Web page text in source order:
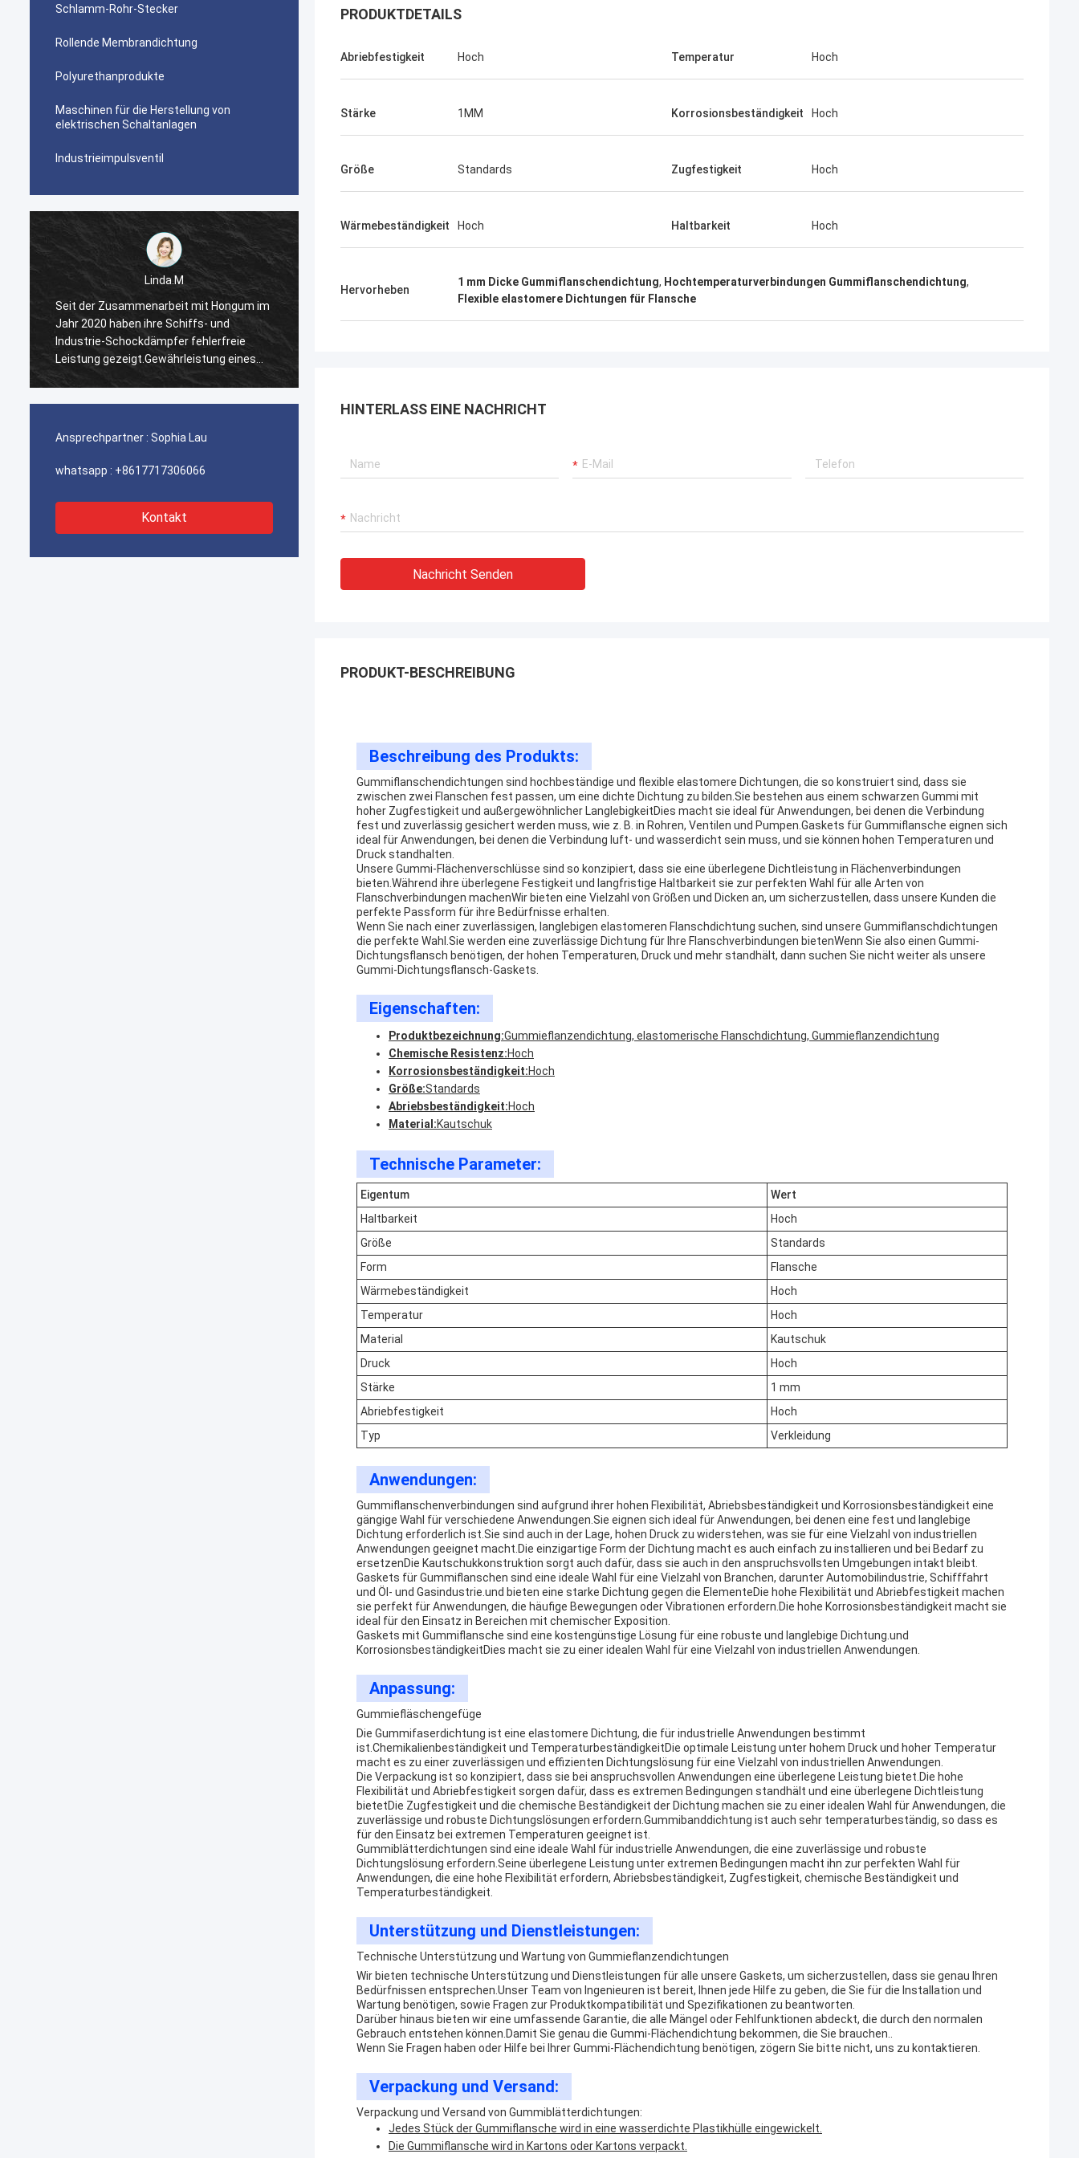
Schlamm-Rohr-Stecker
Rollende Membrandichtung
Polyurethanprodukte
Maschinen für die Herstellung von
elektrischen Schaltanlagen
Industrieimpulsventil
Linda.M
Seit der Zusammenarbeit mit Hongum im
Jahr 2020 haben ihre Schiffs- und
Industrie-Schockdämpfer fehlerfreie
Leistung gezeigt.Gewährleistung eines
ununterbrochenen Betriebs unserer
Seit der Zusammenarbeit mit Hongum im
Jahr 2020 haben ihre Schiffs- und
und LNG-Träger-Ausrüstung.
Ansprechpartner : Sophia Lau
whatsapp : +8617717306066
Kontakt
PRODUKTDETAILS
Abriebfestigkeit Hoch Temperatur Hoch
Stärke 1MM Korrosionsbeständigkeit Hoch
Größe Standards Zugfestigkeit Hoch
Wärmebeständigkeit Hoch Haltbarkeit Hoch
Hervorheben
1 mm Dicke Gummiflanschendichtung, Hochtemperaturverbindungen Gummiflanschendichtung,
Flexible elastomere Dichtungen für Flansche
HINTERLASS EINE NACHRICHT
Nachricht Senden
PRODUKT-BESCHREIBUNG
Beschreibung des Produkts:
Gummiflanschendichtungen sind hochbeständige und flexible elastomere Dichtungen, die so konstruiert sind, dass sie
zwischen zwei Flanschen fest passen, um eine dichte Dichtung zu bilden.Sie bestehen aus einem schwarzen Gummi mit
hoher Zugfestigkeit und außergewöhnlicher LanglebigkeitDies macht sie ideal für Anwendungen, bei denen die Verbindung
fest und zuverlässig gesichert werden muss, wie z. B. in Rohren, Ventilen und Pumpen.Gaskets für Gummiflansche eignen sich
ideal für Anwendungen, bei denen die Verbindung luft- und wasserdicht sein muss, und sie können hohen Temperaturen und
Druck standhalten.
Unsere Gummi-Flächenverschlüsse sind so konzipiert, dass sie eine überlegene Dichtleistung in Flächenverbindungen
bieten.Während ihre überlegene Festigkeit und langfristige Haltbarkeit sie zur perfekten Wahl für alle Arten von
Flanschverbindungen machenWir bieten eine Vielzahl von Größen und Dicken an, um sicherzustellen, dass unsere Kunden die
perfekte Passform für ihre Bedürfnisse erhalten.
Wenn Sie nach einer zuverlässigen, langlebigen elastomeren Flanschdichtung suchen, sind unsere Gummiflanschdichtungen
die perfekte Wahl.Sie werden eine zuverlässige Dichtung für Ihre Flanschverbindungen bietenWenn Sie also einen Gummi-
Dichtungsflansch benötigen, der hohen Temperaturen, Druck und mehr standhält, dann suchen Sie nicht weiter als unsere
Gummi-Dichtungsflansch-Gaskets.
Eigenschaften:
Produktbezeichnung:Gummieflanzendichtung, elastomerische Flanschdichtung, Gummieflanzendichtung
Chemische Resistenz:Hoch
Korrosionsbeständigkeit:Hoch
Größe:Standards
Abriebsbeständigkeit:Hoch
Material:Kautschuk
Technische Parameter:
Eigentum
Wert
Haltbarkeit
Hoch
Größe
Standards
Form
Flansche
Wärmebeständigkeit
Hoch
Temperatur
Hoch
Material
Kautschuk
Druck
Hoch
Stärke
1 mm
Abriebfestigkeit
Hoch
Typ
Verkleidung
Anwendungen:
Gummiflanschenverbindungen sind aufgrund ihrer hohen Flexibilität, Abriebsbeständigkeit und Korrosionsbeständigkeit eine
gängige Wahl für verschiedene Anwendungen.Sie eignen sich ideal für Anwendungen, bei denen eine fest und langlebige
Dichtung erforderlich ist.Sie sind auch in der Lage, hohen Druck zu widerstehen, was sie für eine Vielzahl von industriellen
Anwendungen geeignet macht.Die einzigartige Form der Dichtung macht es auch einfach zu installieren und bei Bedarf zu
ersetzenDie Kautschukkonstruktion sorgt auch dafür, dass sie auch in den anspruchsvollsten Umgebungen intakt bleibt.
Gaskets für Gummiflanschen sind eine ideale Wahl für eine Vielzahl von Branchen, darunter Automobilindustrie, Schifffahrt
und Öl- und Gasindustrie.und bieten eine starke Dichtung gegen die ElementeDie hohe Flexibilität und Abriebfestigkeit machen
sie perfekt für Anwendungen, die häufige Bewegungen oder Vibrationen erfordern.Die hohe Korrosionsbeständigkeit macht sie
ideal für den Einsatz in Bereichen mit chemischer Exposition.
Gaskets mit Gummiflansche sind eine kostengünstige Lösung für eine robuste und langlebige Dichtung.und
KorrosionsbeständigkeitDies macht sie zu einer idealen Wahl für eine Vielzahl von industriellen Anwendungen.
Anpassung:
Gummiefläschengefüge
Die Gummifaserdichtung ist eine elastomere Dichtung, die für industrielle Anwendungen bestimmt
ist.Chemikalienbeständigkeit und TemperaturbeständigkeitDie optimale Leistung unter hohem Druck und hoher Temperatur
macht es zu einer zuverlässigen und effizienten Dichtungslösung für eine Vielzahl von industriellen Anwendungen.
Die Verpackung ist so konzipiert, dass sie bei anspruchsvollen Anwendungen eine überlegene Leistung bietet.Die hohe
Flexibilität und Abriebfestigkeit sorgen dafür, dass es extremen Bedingungen standhält und eine überlegene Dichtleistung
bietetDie Zugfestigkeit und die chemische Beständigkeit der Dichtung machen sie zu einer idealen Wahl für Anwendungen, die
zuverlässige und robuste Dichtungslösungen erfordern.Gummibanddichtung ist auch sehr temperaturbeständig, so dass es
für den Einsatz bei extremen Temperaturen geeignet ist.
Gummiblätterdichtungen sind eine ideale Wahl für industrielle Anwendungen, die eine zuverlässige und robuste
Dichtungslösung erfordern.Seine überlegene Leistung unter extremen Bedingungen macht ihn zur perfekten Wahl für
Anwendungen, die eine hohe Flexibilität erfordern, Abriebsbeständigkeit, Zugfestigkeit, chemische Beständigkeit und
Temperaturbeständigkeit.
Unterstützung und Dienstleistungen:
Technische Unterstützung und Wartung von Gummieflanzendichtungen
Wir bieten technische Unterstützung und Dienstleistungen für alle unsere Gaskets, um sicherzustellen, dass sie genau Ihren
Bedürfnissen entsprechen.Unser Team von Ingenieuren ist bereit, Ihnen jede Hilfe zu geben, die Sie für die Installation und
Wartung benötigen, sowie Fragen zur Produktkompatibilität und Spezifikationen zu beantworten.
Darüber hinaus bieten wir eine umfassende Garantie, die alle Mängel oder Fehlfunktionen abdeckt, die durch den normalen
Gebrauch entstehen können.Damit Sie genau die Gummi-Flächendichtung bekommen, die Sie brauchen..
Wenn Sie Fragen haben oder Hilfe bei Ihrer Gummi-Flächendichtung benötigen, zögern Sie bitte nicht, uns zu kontaktieren.
Verpackung und Versand:
Verpackung und Versand von Gummiblätterdichtungen:
Jedes Stück der Gummiflansche wird in eine wasserdichte Plastikhülle eingewickelt.
Die Gummiflansche wird in Kartons oder Kartons verpackt.